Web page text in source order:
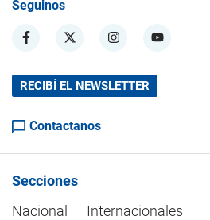
Seguinos
RECIBÍ EL NEWSLETTER
Contactanos
Secciones
Nacional
Internacionales